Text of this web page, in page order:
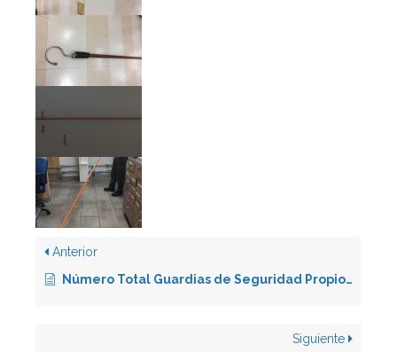
Anterior
Número Total Guardias de Seguridad Propios y Externos
Siguiente